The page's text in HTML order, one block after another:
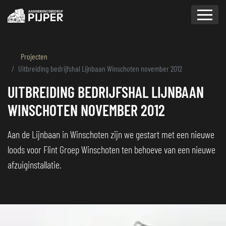
Projecten
Uitbreiding bedrijfshal Lijnbaan Winschoten november 2012
UITBREIDING BEDRIJFSHAL LIJNBAAN
WINSCHOTEN NOVEMBER 2012
Aan de Lijnbaan in Winschoten zijn we gestart met een nieuwe
loods voor Flint Groep Winschoten ten behoeve van een nieuwe
afzuiginstallatie.